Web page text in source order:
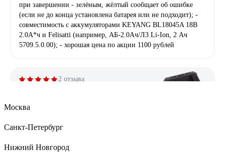
при завершении - зелёным, жёлтый сообщает об ошибке
(если не до конца установлена батарея или не подходит); -
совместимость с аккумуляторами KEYANG BL18045A 18В
2.0А*ч и Felisatti (например, АБ-2.0Aч/Л3 Li-Ion, 2 Ач
5709.5.0.00); - хорошая цена по акции 1100 рублей
2 отзыва
Алексей Р.
брал для переделки под интерскол все отлично подошло
Москва
Санкт-Петербург
Нижний Новгород